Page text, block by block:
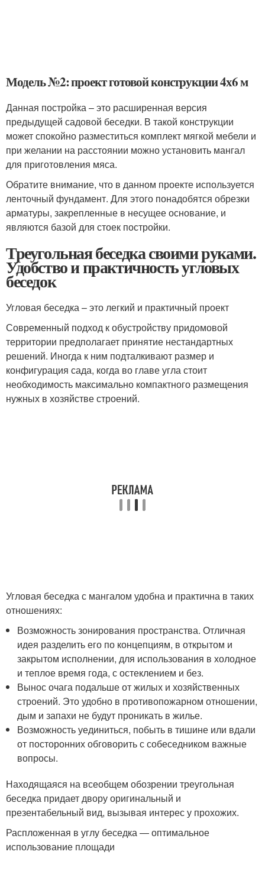
Модель №2: проект готовой конструкции 4х6 м
Данная постройка – это расширенная версия
предыдущей садовой беседки. В такой конструкции
может спокойно разместиться комплект мягкой мебели и
при желании на расстоянии можно установить мангал
для приготовления мяса.
Обратите внимание, что в данном проекте используется
ленточный фундамент. Для этого понадобятся обрезки
арматуры, закрепленные в несущее основание, и
являются базой для стоек постройки.
Треугольная беседка своими руками.
Удобство и практичность угловых
беседок
Угловая беседка – это легкий и практичный проект
Современный подход к обустройству придомовой
территории предполагает принятие нестандартных
решений. Иногда к ним подталкивают размер и
конфигурация сада, когда во главе угла стоит
необходимость максимально компактного размещения
нужных в хозяйстве строений.
Угловая беседка с мангалом удобна и практична в таких
отношениях:
Возможность зонирования пространства. Отличная
идея разделить его по концепциям, в открытом и
закрытом исполнении, для использования в холодное
и теплое время года, с остеклением и без.
Вынос очага подальше от жилых и хозяйственных
строений. Это удобно в противопожарном отношении,
дым и запахи не будут проникать в жилье.
Возможность уединиться, побыть в тишине или вдали
от посторонних обговорить с собеседником важные
вопросы.
Находящаяся на всеобщем обозрении треугольная
беседка придает двору оригинальный и
презентабельный вид, вызывая интерес у прохожих.
Распложенная в углу беседка — оптимальное
использование площади